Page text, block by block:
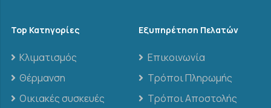
Top Κατηγορίες
Κλιματισμός
Θέρμανση
Οικιακές συσκευές
Εξυπηρέτηση Πελατών
Επικοινωνία
Τρόποι Πληρωμής
Τρόποι Αποστολής